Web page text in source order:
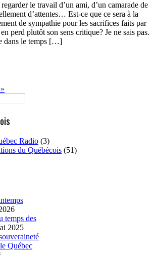
le travail d’un ami, d’un camarade de
d’attentes… Est-ce que ce sera à la
de sympathie pour les sacrifices faits par
perd plutôt son sens critique? Je ne sais pas.
dans le temps […]
Radio (3)
du Québécois (51)
temps des
2025
Québec